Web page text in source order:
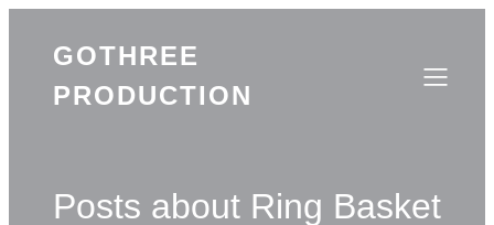
GOTHREE
PRODUCTION
Posts about Ring Basket